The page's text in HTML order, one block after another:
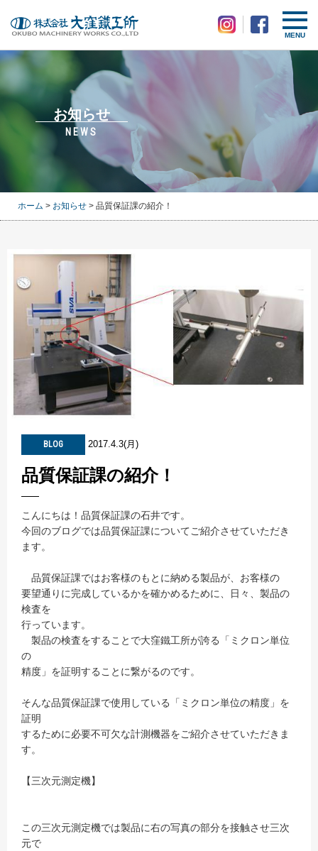
MENU
お知らせ
NEWS
ホーム > お知らせ > 品質保証課の紹介！
BLOG 2017.4.3(月)
品質保証課の紹介！
こんにちは！品質保証課の石井です。
今回のブログでは品質保証課についてご紹介させていただき
ます。
品質保証課ではお客様のもとに納める製品が、お客様の
要望通りに完成しているかを確かめるために、日々、製品の
検査を
行っています。
製品の検査をすることで大窪鐵工所が誇る「ミクロン単位
の
精度」を証明することに繋がるのです。
そんな品質保証課で使用している「ミクロン単位の精度」を
証明
するために必要不可欠な計測機器をご紹介させていただきま
す。
【三次元測定機】
この三次元測定機では製品に右の写真の部分を接触させ三次
元で